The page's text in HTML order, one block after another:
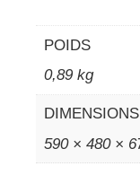
POIDS
0,89 kg
DIMENSIONS
590 × 480 ×